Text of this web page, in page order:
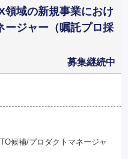
領域の新規事業におけ
ージャー（嘱託プロ採
募集継続中
候補/プロダクトマネージャ